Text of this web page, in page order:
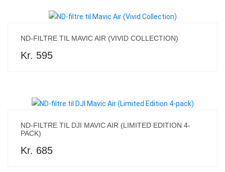
ND-FILTRE TIL MAVIC AIR (VIVID COLLECTION)
Kr. 595
ND-FILTRE TIL DJI MAVIC AIR (LIMITED EDITION 4-
PACK)
Kr. 685